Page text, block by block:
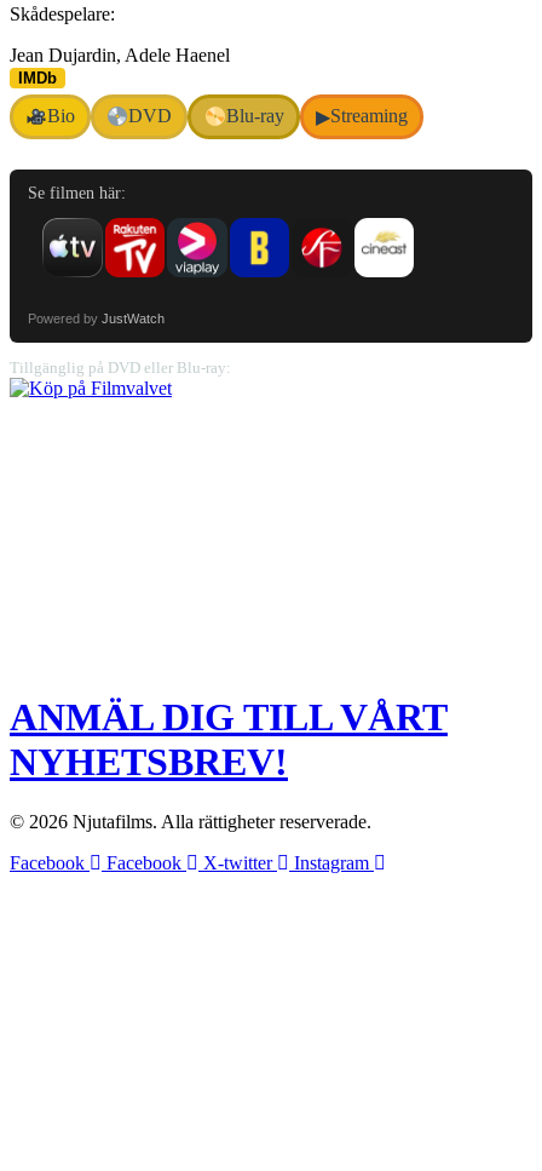
Skådespelare:
Jean Dujardin, Adele Haenel
IMDb
Bio DVD Blu-ray ▶Streaming
Se filmen här:
Powered by JustWatch
Tillgänglig på DVD eller Blu-ray:
ANMÄL DIG TILL VÅRT
NYHETSBREV!
© 2026 Njutafilms. Alla rättigheter reserverade.
Facebook
Facebook X-twitter Instagram